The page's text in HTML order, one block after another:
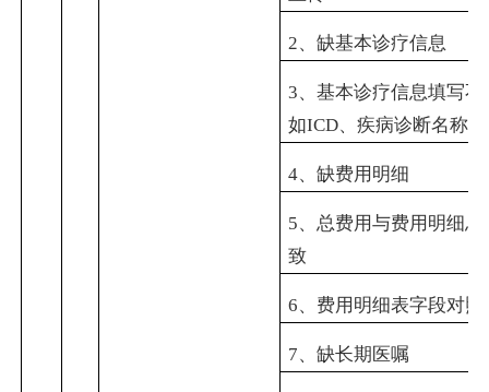
2、缺基本诊疗信息
3、基本诊疗信息填写不
如ICD、疾病诊断名称
4、缺费用明细
5、总费用与费用明细总
致
6、费用明细表字段对照
7、缺长期医嘱